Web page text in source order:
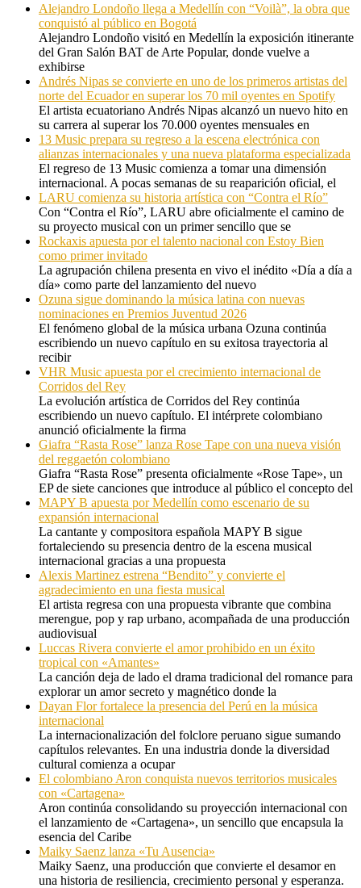
Alejandro Londoño llega a Medellín con “Voilà”, la obra que
conquistó al público en Bogotá
Alejandro Londoño visitó en Medellín la exposición itinerante
del Gran Salón BAT de Arte Popular, donde vuelve a
exhibirse
Andrés Nipas se convierte en uno de los primeros artistas del
norte del Ecuador en superar los 70 mil oyentes en Spotify
El artista ecuatoriano Andrés Nipas alcanzó un nuevo hito en
su carrera al superar los 70.000 oyentes mensuales en
13 Music prepara su regreso a la escena electrónica con
alianzas internacionales y una nueva plataforma especializada
El regreso de 13 Music comienza a tomar una dimensión
internacional. A pocas semanas de su reaparición oficial, el
LARU comienza su historia artística con “Contra el Río”
Con “Contra el Río”, LARU abre oficialmente el camino de
su proyecto musical con un primer sencillo que se
Rockaxis apuesta por el talento nacional con Estoy Bien
como primer invitado
La agrupación chilena presenta en vivo el inédito «Día a día a
día» como parte del lanzamiento del nuevo
Ozuna sigue dominando la música latina con nuevas
nominaciones en Premios Juventud 2026
El fenómeno global de la música urbana Ozuna continúa
escribiendo un nuevo capítulo en su exitosa trayectoria al
recibir
VHR Music apuesta por el crecimiento internacional de
Corridos del Rey
La evolución artística de Corridos del Rey continúa
escribiendo un nuevo capítulo. El intérprete colombiano
anunció oficialmente la firma
Giafra “Rasta Rose” lanza Rose Tape con una nueva visión
del reggaetón colombiano
Giafra “Rasta Rose” presenta oficialmente «Rose Tape», un
EP de siete canciones que introduce al público el concepto del
MAPY B apuesta por Medellín como escenario de su
expansión internacional
La cantante y compositora española MAPY B sigue
fortaleciendo su presencia dentro de la escena musical
internacional gracias a una propuesta
Alexis Martinez estrena “Bendito” y convierte el
agradecimiento en una fiesta musical
El artista regresa con una propuesta vibrante que combina
merengue, pop y rap urbano, acompañada de una producción
audiovisual
Luccas Rivera convierte el amor prohibido en un éxito
tropical con «Amantes»
La canción deja de lado el drama tradicional del romance para
explorar un amor secreto y magnético donde la
Dayan Flor fortalece la presencia del Perú en la música
internacional
La internacionalización del folclore peruano sigue sumando
capítulos relevantes. En una industria donde la diversidad
cultural comienza a ocupar
El colombiano Aron conquista nuevos territorios musicales
con «Cartagena»
Aron continúa consolidando su proyección internacional con
el lanzamiento de «Cartagena», un sencillo que encapsula la
esencia del Caribe
Maiky Saenz lanza «Tu Ausencia»
Maiky Saenz, una producción que convierte el desamor en
una historia de resiliencia, crecimiento personal y esperanza.